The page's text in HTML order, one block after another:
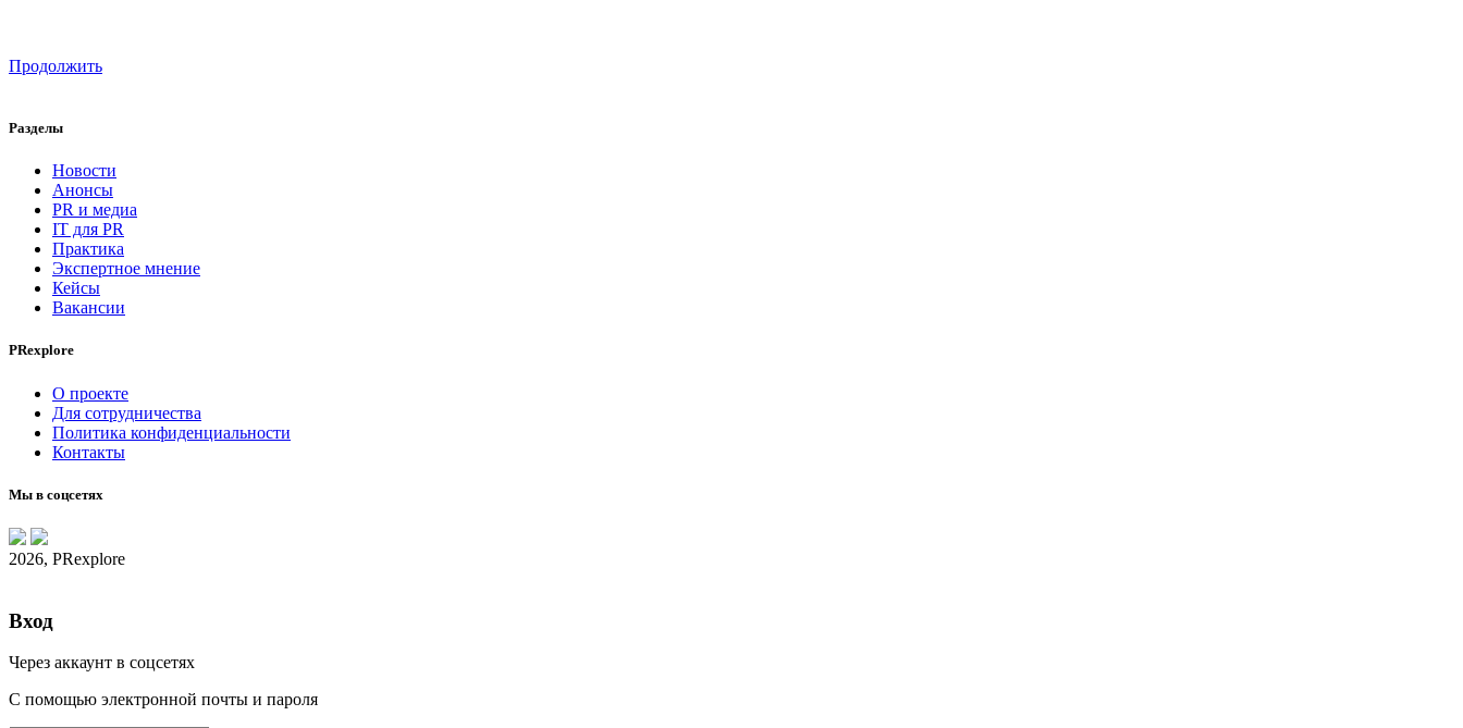
Продолжить
Разделы
Новости
Анонсы
PR и медиа
IT для PR
Практика
Экспертное мнение
Кейсы
Вакансии
PRexplore
О проекте
Для сотрудничества
Политика конфиденциальности
Контакты
Мы в соцсетях
2026, PRexplore
Вход
Через аккаунт в соцсетях
С помощью электронной почты и пароля